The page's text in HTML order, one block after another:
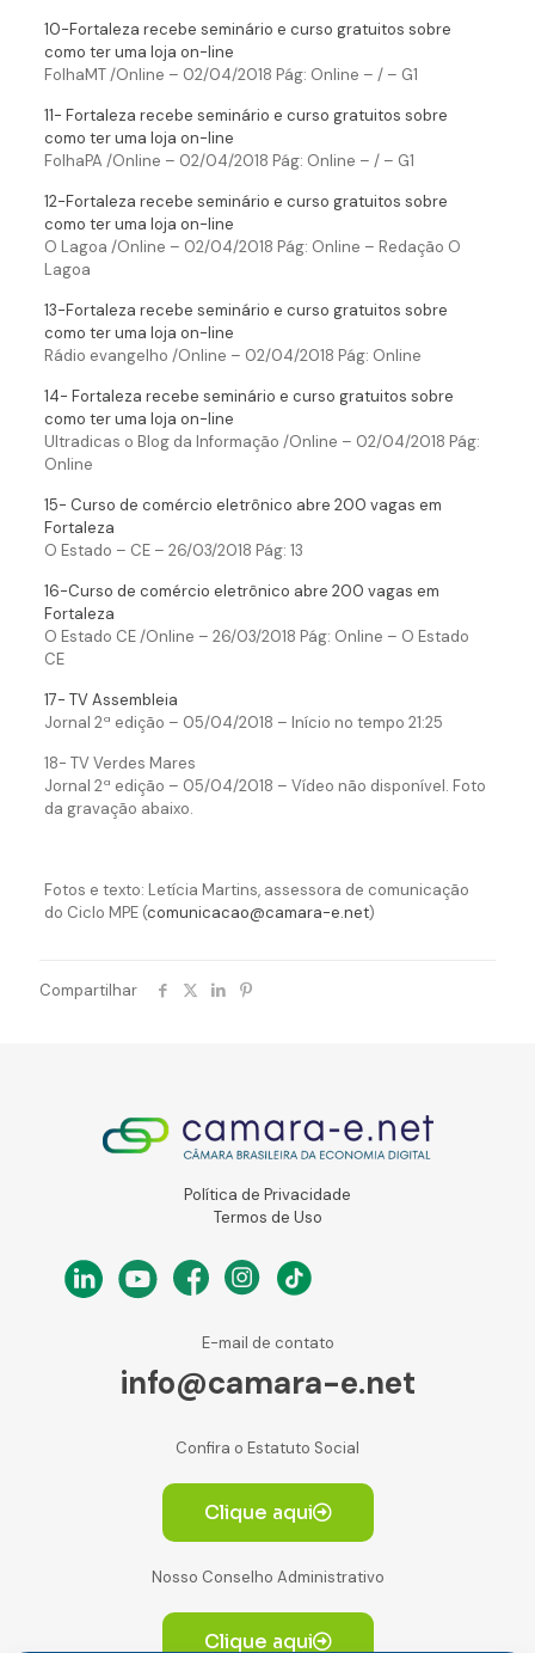
10-Fortaleza recebe seminário e curso gratuitos sobre
como ter uma loja on-line
FolhaMT /Online – 02/04/2018 Pág: Online – / – G1
11- Fortaleza recebe seminário e curso gratuitos sobre
como ter uma loja on-line
FolhaPA /Online – 02/04/2018 Pág: Online – / – G1
12-Fortaleza recebe seminário e curso gratuitos sobre
como ter uma loja on-line
O Lagoa /Online – 02/04/2018 Pág: Online – Redação O
Lagoa
13-Fortaleza recebe seminário e curso gratuitos sobre
como ter uma loja on-line
Rádio evangelho /Online – 02/04/2018 Pág: Online
14- Fortaleza recebe seminário e curso gratuitos sobre
como ter uma loja on-line
Ultradicas o Blog da Informação /Online – 02/04/2018 Pág:
Online
15- Curso de comércio eletrônico abre 200 vagas em
Fortaleza
O Estado – CE – 26/03/2018 Pág: 13
16-Curso de comércio eletrônico abre 200 vagas em
Fortaleza
O Estado CE /Online – 26/03/2018 Pág: Online – O Estado
CE
17- TV Assembleia
Jornal 2ª edição – 05/04/2018 – Início no tempo 21:25
18- TV Verdes Mares
Jornal 2ª edição – 05/04/2018 – Vídeo não disponível. Foto
da gravação abaixo.
Fotos e texto: Letícia Martins, assessora de comunicação
do Ciclo MPE (comunicacao@camara-e.net)
Compartilhar
Política de Privacidade
Termos de Uso
E-mail de contato
info@camara-e.net
Confira o Estatuto Social
Clique aqui
Nosso Conselho Administrativo
Clique aqui